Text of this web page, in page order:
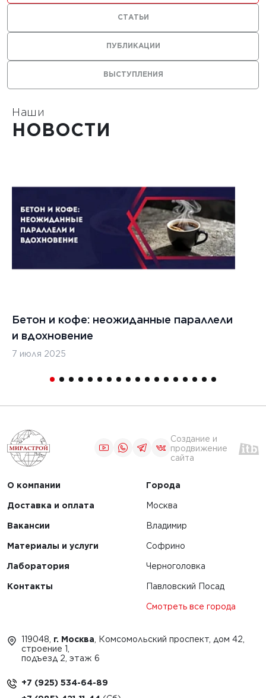
1
ВЫСТУПЛЕНИЯ
ПУБЛИКАЦИИ
СТАТЬИ
Наши
НОВОСТИ
Бетон и кофе: неожиданные параллели
и вдохновение
7 июля 2025
Создание и
продвижение
сайта
О компании
Доставка и оплата
Вакансии
Материалы и услуги
Лаборатория
Контакты
Города
Москва
Владимир
Софрино
Черноголовка
Павловский Посад
Смотреть все города
119048, г. Москва , Комсомольский проспект, дом 42,
строение 1,
подъезд 2, этаж 6
+7 (925) 534-64-89